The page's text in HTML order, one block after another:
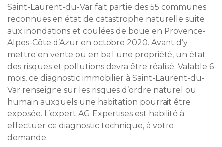
Saint-Laurent-du-Var fait partie des 55 communes
reconnues en état de catastrophe naturelle suite
aux inondations et coulées de boue en Provence-
Alpes-Côte d’Azur en octobre 2020. Avant d’y
mettre en vente ou en bail une propriété, un état
des risques et pollutions devra être réalisé. Valable 6
mois, ce diagnostic immobilier à Saint-Laurent-du-
Var renseigne sur les risques d’ordre naturel ou
humain auxquels une habitation pourrait être
exposée. L’expert AG Expertises est habilité à
effectuer ce diagnostic technique, à votre
demande.